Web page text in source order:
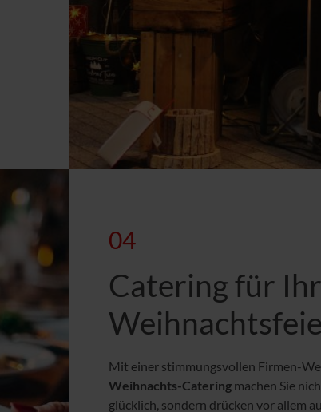
04
Catering für
Mit einer stimmungsvollen Firmen-
Weihnachts-Cateringmachen Sie
glücklich, sondern drücken vor allem